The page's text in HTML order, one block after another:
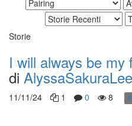
Storie
I will always be
di AlyssaSakuraLee
11/11/24 1 0 8